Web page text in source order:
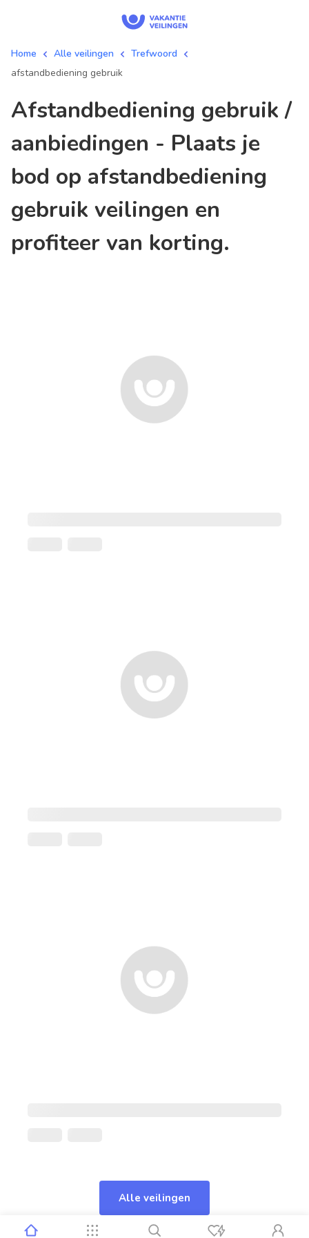
Home Alle veilingen
Trefwoord
afstandbediening gebruik
afstandbediening gebruik /
aanbiedingen - Plaats je
bod op afstandbediening
gebruik veilingen en
profiteer van korting.
Alle veilingen